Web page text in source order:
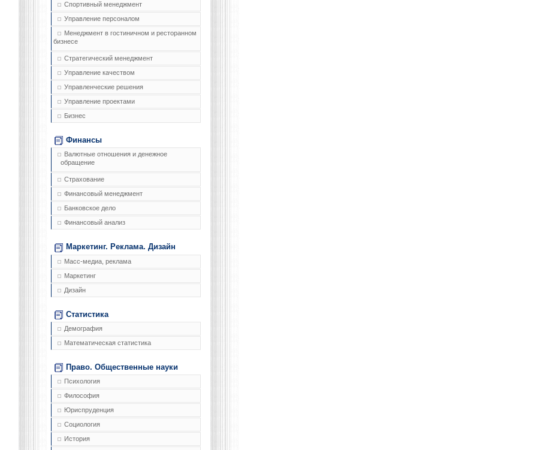
Спортивный менеджмент
Управление персоналом
Менеджмент в гостиничном и ресторанном
бизнесе
Стратегический менеджмент
Управление качеством
Управленческие решения
Управление проектами
Бизнес
Финансы
Валютные отношения и денежное
обращение
Страхование
Финансовый менеджмент
Банковское дело
Финансовый анализ
Маркетинг. Реклама. Дизайн
Масс-медиа, реклама
Маркетинг
Дизайн
Статистика
Демография
Математическая статистика
Право. Общественные науки
Психология
Философия
Юриспруденция
Социология
История